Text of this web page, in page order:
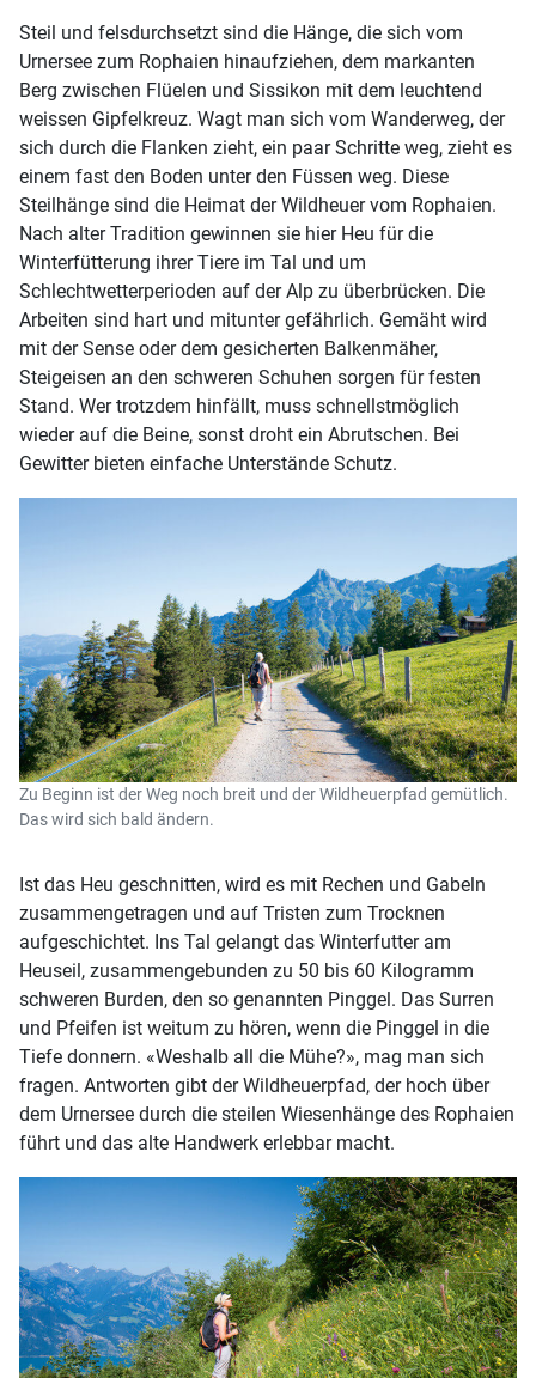
Steil und felsdurchsetzt sind die Hänge, die sich vom
Urnersee zum Rophaien hinaufziehen, dem markanten
Berg zwischen Flüelen und Sissikon mit dem leuchtend
weissen Gipfelkreuz. Wagt man sich vom Wanderweg, der
sich durch die Flanken zieht, ein paar Schritte weg, zieht es
einem fast den Boden unter den Füssen weg. Diese
Steilhänge sind die Heimat der Wildheuer vom Rophaien.
Nach alter Tradition gewinnen sie hier Heu für die
Winterfütterung ihrer Tiere im Tal und um
Schlechtwetterperioden auf der Alp zu überbrücken. Die
Arbeiten sind hart und mitunter gefährlich. Gemäht wird
mit der Sense oder dem gesicherten Balkenmäher,
Steigeisen an den schweren Schuhen sorgen für festen
Stand. Wer trotzdem hinfällt, muss schnellstmöglich
wieder auf die Beine, sonst droht ein Abrutschen. Bei
Gewitter bieten einfache Unterstände Schutz.
Zu Beginn ist der Weg noch breit und der Wildheuerpfad gemütlich.
Das wird sich bald ändern.
Ist das Heu geschnitten, wird es mit Rechen und Gabeln
zusammengetragen und auf Tristen zum Trocknen
aufgeschichtet. Ins Tal gelangt das Winterfutter am
Heuseil, zusammengebunden zu 50 bis 60 Kilogramm
schweren Burden, den so genannten Pinggel. Das Surren
und Pfeifen ist weitum zu hören, wenn die Pinggel in die
Tiefe donnern. «Weshalb all die Mühe?», mag man sich
fragen. Antworten gibt der Wildheuerpfad, der hoch über
dem Urnersee durch die steilen Wiesenhänge des Rophaien
führt und das alte Handwerk erlebbar macht.